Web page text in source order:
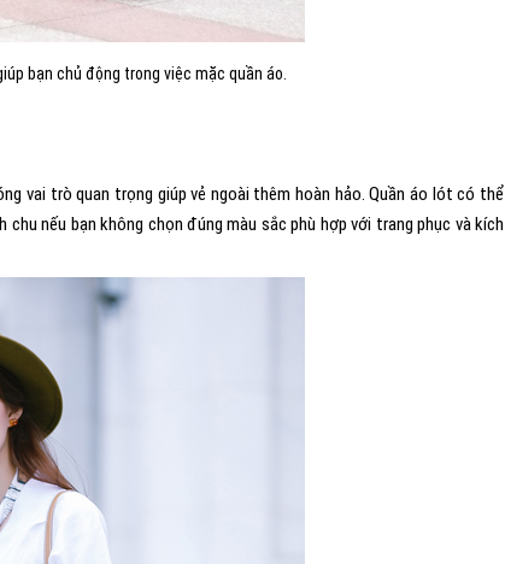
bạn chủ động trong việc mặc quần áo.
vai trò quan trọng giúp vẻ ngoài thêm hoàn hảo. Quần áo lót có thể
nếu bạn không chọn đúng màu sắc phù hợp với trang phục và kích